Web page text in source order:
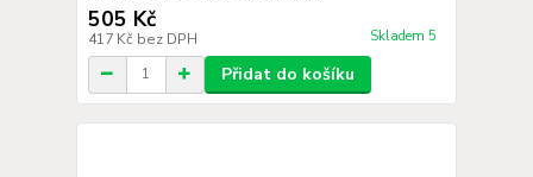
505 Kč
417 Kč bez DPH Skladem 5
Přidat do košíku